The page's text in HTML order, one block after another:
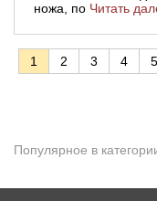
ножа, по Читать
1 2 3 4 5
Популярное в